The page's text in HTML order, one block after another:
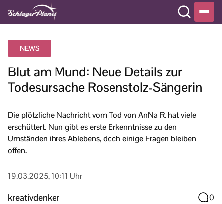
NEWS
Blut am Mund: Neue Details zur
Todesursache Rosenstolz-Sängerin
Die plötzliche Nachricht vom Tod von AnNa R. hat viele
erschüttert. Nun gibt es erste Erkenntnisse zu den
Umständen ihres Ablebens, doch einige Fragen bleiben
offen.
19.03.2025, 10:11 Uhr
kreativdenker 0